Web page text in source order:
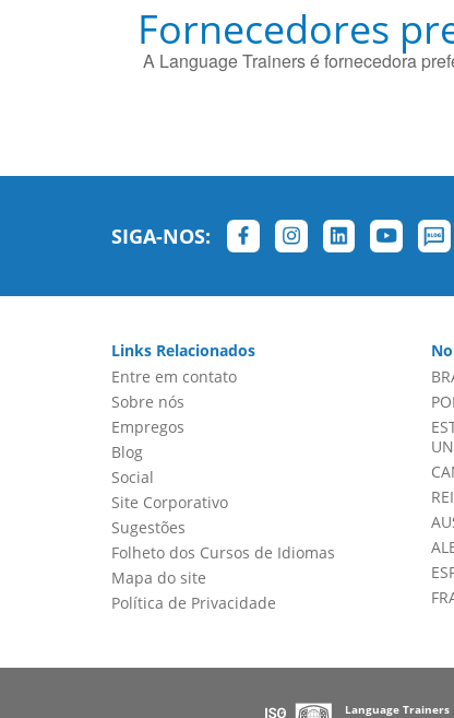
Fornecedores
A Language Trainers é fornecedora
SIGA-NOS:
Links Relacionados
Entre em contato
Sobre nós
Empregos
Blog
Social
Site Corporativo
Sugestões
Folheto dos Cursos de Idiomas
Mapa do site
Política de Privacidade